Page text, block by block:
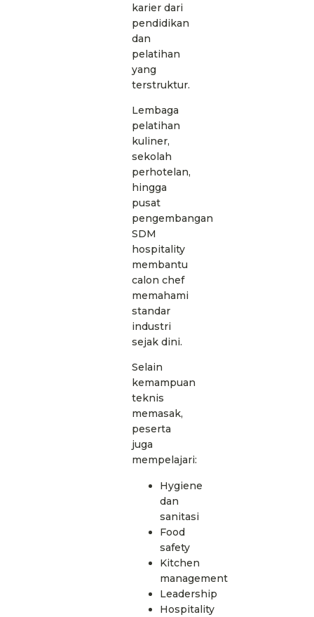
karier dari
pendidikan
dan
pelatihan
yang
terstruktur.
Lembaga
pelatihan
kuliner,
sekolah
perhotelan,
hingga
pusat
pengembangan
SDM
hospitality
membantu
calon chef
memahami
standar
industri
sejak dini.
Selain
kemampuan
teknis
memasak,
peserta
juga
mempelajari:
Hygiene
dan
sanitasi
Food
safety
Kitchen
management
Leadership
Hospitality